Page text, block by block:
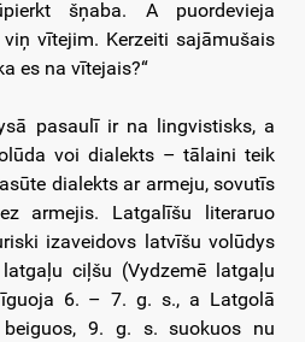
šņaba. A puordevieja
vītejim. Kerzeiti sajāmušais
es na vītejais?“
pasaulī ir na lingvistisks, a
voi dialekts – tālaini teik
dialekts ar armeju, sovutīs
armejis. Latgalīšu literaruo
izaveidovs latvīšu volūdys
ciļšu (Vydzemē latgaļu
6. – 7. g. s., a Latgolā
9. g. s. suokuos nu